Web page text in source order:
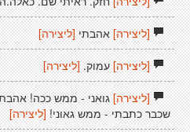
[ליצירה]אהבתי [ליצירה]
[ליצירה]עמוק. [ליצירה]
[ליצירה]גואני - ממש ככה!
שכבר כתבתי - ממש גאוני! [ליצירה]